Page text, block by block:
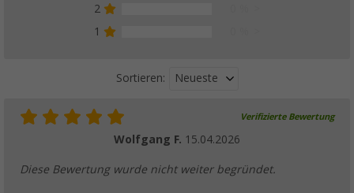
2
1
Sortieren: Neueste
Verifizierte Bewertung
Wolfgang F. 15.04.2026
Diese Bewertung wurde nicht weiter begründet.